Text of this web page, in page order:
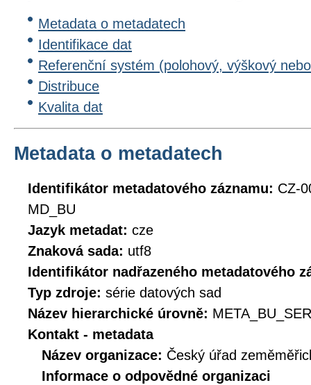
Metadata o metadatech
Identifikace dat
Referenční systém (polohový, výškový
Distribuce
Kvalita dat
Metadata o metadatech
Identifikátor metadatového záznamu: CZ-
MD_BU
Jazyk metadat: cze
Znaková sada: utf8
Identifikátor nadřazeného metadatového
Typ zdroje: série datových sad
Název hierarchické úrovně:
Kontakt - metadata
Název organizace: Český úřad
Informace o odpovědné organizaci